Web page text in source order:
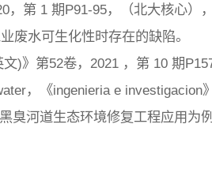
，第 1 期P91-95，（北大核心）
废水可生化性时存在的缺陷。
)》第52卷，2021 ，第 10 期
，《ingenieria e investigacion
河道生态环境修复工程应用为